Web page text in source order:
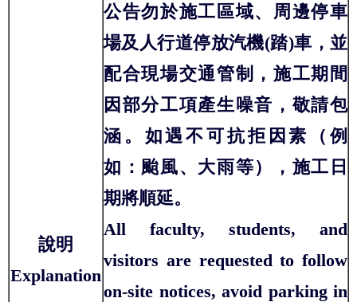
說明
Explanation
公告勿於施工區域、周邊停車
場及人行道停放汽機(踏)車，並
配合現場交通管制，施工期間
因部分工項產生噪音，敬請包
涵。如遇不可抗拒因素（例
如：颱風、大雨等），施工日
期將順延。
All faculty, students, and
visitors are requested to follow
on-site notices, avoid parking in